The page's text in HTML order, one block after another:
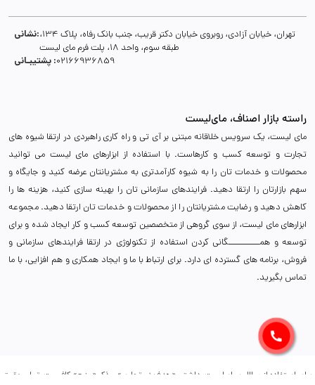
نشانی:تهران، خیابان آزادی، روبروی خیابان دکتر قریب، جنب بانک رفاه، پلاک 134،
طبقه سوم، واحد 18، پلت فرم مای لیست
پشتیبـانی :02166936859
راسته بازار اصناف، مای‌لیست
مای لیست، یک سرویس خلاقانه مبتنی بر آی تی و راه کاری راهبردی در ارتقا شیوه های
تجارت و توسعه کسب و کارهاست. با استفاده از ابزارهای مای لیست می توانید
محصولات و خدمات تان را به شیوه کارآمدتری به مشتریانتان عرضه کنید و جایگاه و
سهم بازارتان را ارتقا دهید. فرایندهای سازمانی تان را بهینه سازی کنید، هزینه ها را
کاهش دهید و رضایت مشتریانتان را از محصولات و خدمات تان ارتقا دهید. مجموعه
ابزارهای مای لیست، از سوی گروهی از متخصصین توسعه کسب و کار ایجاد شده و برای
توسعه و همـــــــــــگانی کردن استفاده از تکنولوژی در ارتقا فرایندهای سازمانی و
فروش، برنامه های گسترده ای دارد. برای ارتباط با ما و ایجاد همکاری و هم افزایی، با ما
تماس بگیرید.
برای استفاده از مطالب مای‌لیست، داشتن «هدف غیرتجاری» و ذکر «منبع» کافیست. تمام حقوق